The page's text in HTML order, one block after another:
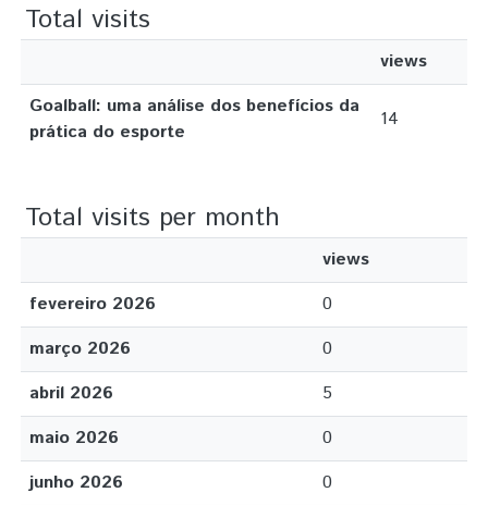
Total visits
views
Goalball: uma análise dos benefícios da
prática do esporte
14
Total visits per month
views
fevereiro 2026
0
março 2026
0
abril 2026
5
maio 2026
0
junho 2026
0